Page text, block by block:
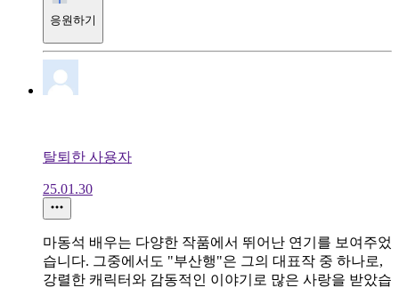
응원하기
탈퇴한 사용자
25.01.30
마동석 배우는 다양한 작품에서 뛰어난 연기를 보여주었
습니다. 그중에서도 "부산행"은 그의 대표작 중 하나로,
강렬한 캐릭터와 감동적인 이야기로 많은 사랑을 받았습